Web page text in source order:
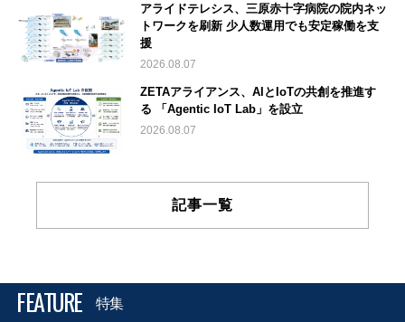
アライドテレシス、三原赤十字病院の院内ネッ
トワークを刷新 少人数運用でも安定稼働を支
援
2026.08.07
ZETAアライアンス、AIとIoTの共創を推進す
る 「Agentic IoT Lab」を設立
2026.08.07
記事一覧
FEATURE 特集